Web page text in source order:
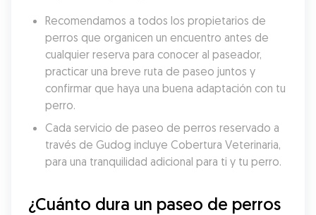
Recomendamos a todos los propietarios de
perros que organicen un encuentro antes de
cualquier reserva para conocer al paseador,
practicar una breve ruta de paseo juntos y
confirmar que haya una buena adaptación con tu
perro.
Cada servicio de paseo de perros reservado a
través de Gudog incluye Cobertura Veterinaria,
para una tranquilidad adicional para ti y tu perro.
¿Cuánto dura un paseo de perros